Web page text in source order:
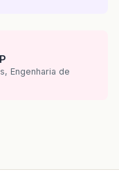
Engenharia de